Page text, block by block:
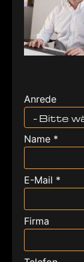
Anrede
- Bitte
Name *
E-Mail *
Firma